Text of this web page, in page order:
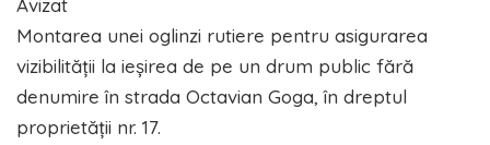
Avizat
Montarea unei oglinzi rutiere pentru asigurarea
vizibilității la ieșirea de pe un drum public fără
denumire în strada Octavian Goga, în dreptul
proprietății nr. 17.